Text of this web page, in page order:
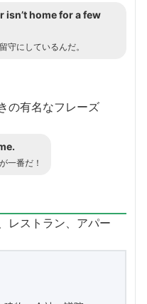
isn’t home for a few
守にしているんだ。
の有名なフレーズ
一番だ！
レストラン、アパー